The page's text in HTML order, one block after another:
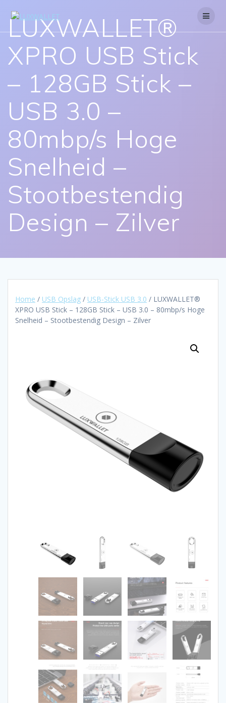
LUXWALLET®
XPRO USB Stick
– 128GB Stick –
USB 3.0 –
80mbp/s Hoge
Snelheid –
Stootbestendig
Design – Zilver
Home / USB Opslag / USB-Stick USB 3.0 / LUXWALLET®
XPRO USB Stick – 128GB Stick – USB 3.0 – 80mbp/s Hoge
Snelheid – Stootbestendig Design – Zilver